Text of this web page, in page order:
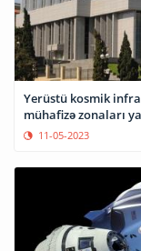
Yerüstü kosmik
mühafizə zonaları
11-05-2023